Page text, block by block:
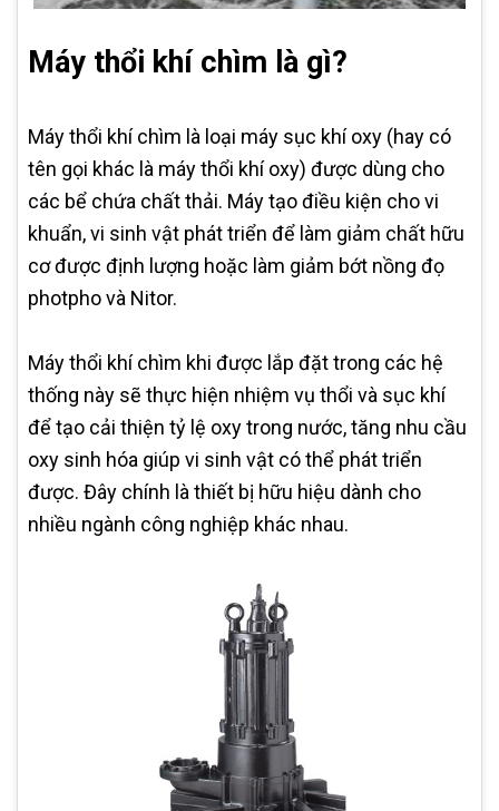
Máy thổi khí chìm là gì?
Máy thổi khí chìm là loại máy sục khí oxy (hay có
tên gọi khác là máy thổi khí oxy) được dùng cho
các bể chứa chất thải. Máy tạo điều kiện cho vi
khuẩn, vi sinh vật phát triển để làm giảm chất hữu
cơ được định lượng hoặc làm giảm bớt nồng đọ
photpho và Nitor.
Máy thổi khí chìm khi được lắp đặt trong các hệ
thống này sẽ thực hiện nhiệm vụ thổi và sục khí
để tạo cải thiện tỷ lệ oxy trong nước, tăng nhu cầu
oxy sinh hóa giúp vi sinh vật có thể phát triển
được. Đây chính là thiết bị hữu hiệu dành cho
nhiều ngành công nghiệp khác nhau.